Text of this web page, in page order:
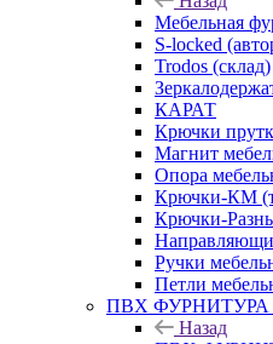
Мебельная
S-locked
Trodos (склад)
КАРАТ
Крючки
Магнит
Опора
Крючки-КМ
Крючки-
Ручки
Петли
ПВХ ФУРНИТУРА
Назад